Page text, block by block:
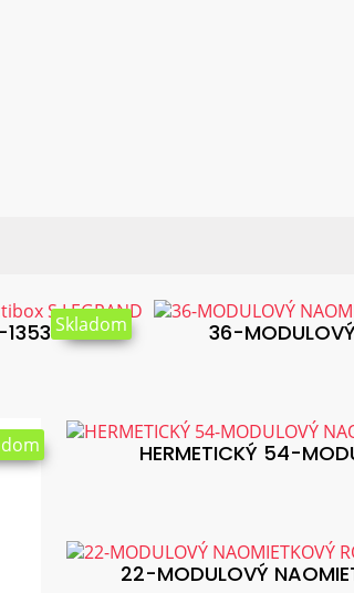
Skladom 36-
HERMETICKÝ 54-
22-MODULOVÝ